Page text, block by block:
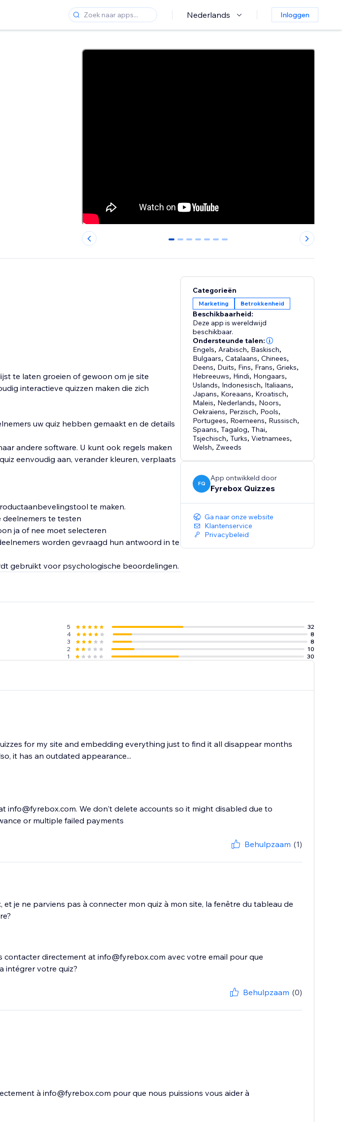
Nederlands Inloggen
0 1 2 3 4 5 6
te laten groeien of gewoon om je site
interactieve quizzen maken die zich
uw quiz hebben gemaakt en de details
andere software. U kunt ook regels maken
eenvoudig aan, verander kleuren, verplaats
te maken.
deelnemers te testen
ja of nee moet selecteren
worden gevraagd hun antwoord in te
gebruikt voor psychologische beoordelingen.
Categorieën
Marketing Betrokkenheid
Beschikbaarheid:
Deze app is wereldwijd
beschikbaar.
Ondersteunde talen:
Engels, Arabisch, Baskisch,
Bulgaars,Catalaans,Chinees,
Deens, Duits, Fins, Frans,Grieks,
Hebreeuws, Hindi, Hongaars,
IJslands, Indonesisch, Italiaans,
Japans, Koreaans, Kroatisch,
Maleis, Nederlands, Noors,
Oekraïens, Perzisch, Pools,
Portugees, Roemeens, Russisch,
Spaans,Tagalog,Thai,
Tsjechisch,Turks,Vietnamees,
Welsh, Zweeds
FQ
App ontwikkeld door
Fyrebox Quizzes
Ga naar onze website
Klantenservice
Privacybeleid
5
32
4
8
3
8
2
10
1
30
for my site and embedding everything just to find it all disappear months
it has an outdated appearance...
info@fyrebox.com. We don't delete accounts so it might disabled due to
or multiple failed payments
Behulpzaam (1)
et je ne parviens pas à connecter mon quiz à mon site, la fenêtre du tableau de
contacter directement at info@fyrebox.com avec votre email pour que
intégrer votre quiz?
Behulpzaam (0)
à info@fyrebox.com pour que nous puissions vous aider à